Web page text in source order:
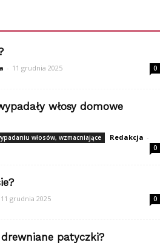
- 11 grudnia 2025 0
włosy domowe
włosów, wzmacniające Redakcja -
0
11 grudnia 2025 0
patyczki?